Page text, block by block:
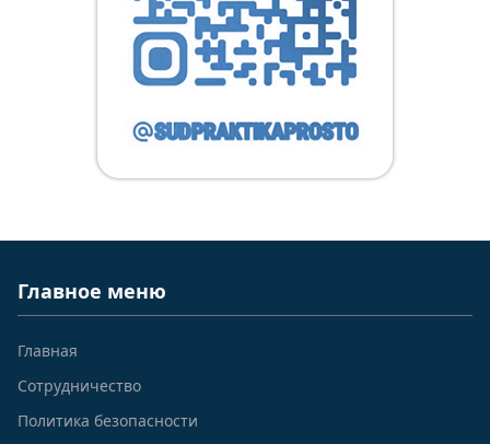
Главное меню
Главная
Сотрудничество
Политика безопасности